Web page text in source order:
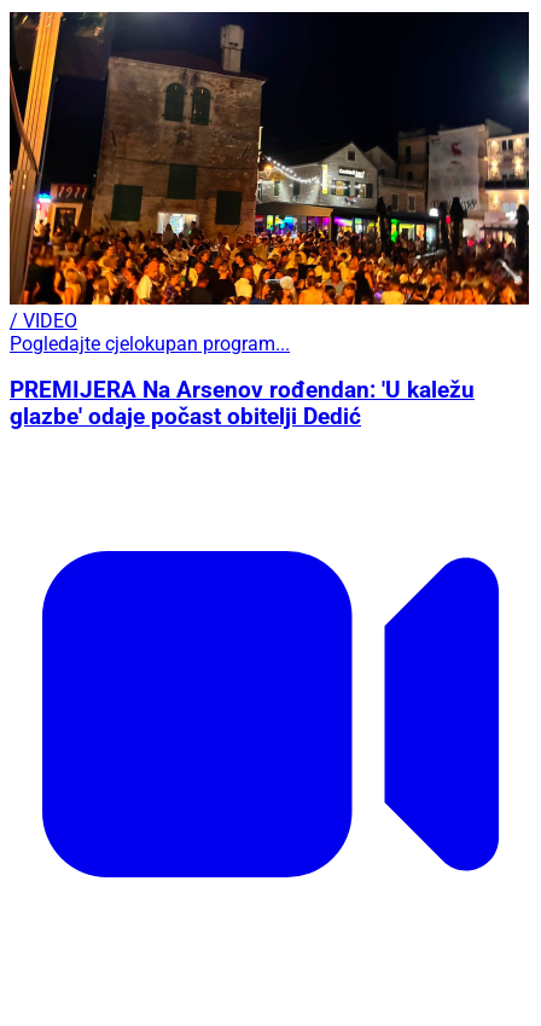
/ VIDEO
Pogledajte cjelokupan program...
PREMIJERA Na Arsenov rođendan: 'U kaležu
glazbe' odaje počast obitelji Dedić